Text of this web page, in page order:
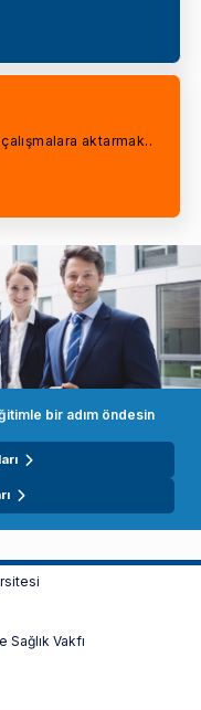
aktarmak..
bir adım öndesin
Sağlık Vakfı